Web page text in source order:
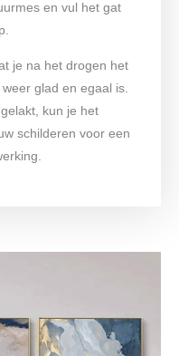
en vul het gat
je na het drogen het
glad en egaal is.
kun je het
schilderen voor een